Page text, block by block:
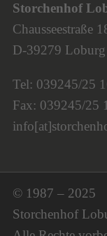
Storchenhof
Chausseestraße
D-39279 Loburg
Tel: 039245/25
Fax: 039245/25
© 1987 – 2025
Storchenhof